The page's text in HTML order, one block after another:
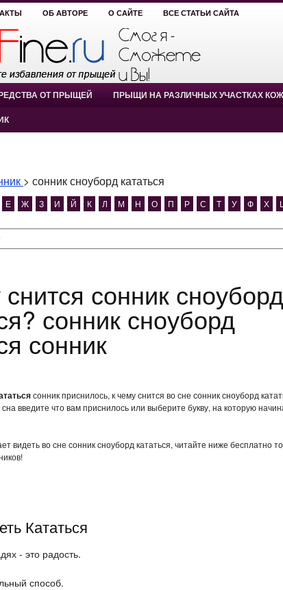
ОБ АВТОРЕ О САЙТЕ ВСЕ СТАТЬИ САЙТА
ОТ ПРЫЩЕЙ ПРЫЩИ НА РАЗЛИЧНЫХ УЧАСТКАХ
> сонник сноуборд кататься
Е Ж З И Й К Л М Н О П Р С Т У Ф Х
сонник сноуборд
сонник
сонник приснилось, к чему снится во сне сонник сноуборд
введите что вам приснилось или выберите букву, на которую
видеть во сне сонник сноуборд кататься, читайте ниже бесплатно
Кататься
- это радость.
способ.